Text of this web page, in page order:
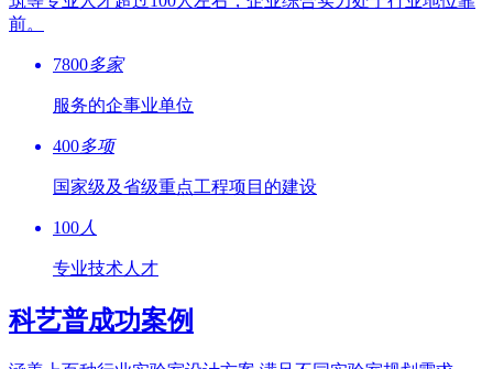
前。
7800多家
服务的企事业单位
400多项
国家级及省级重点工程项目的建设
100 人
专业技术人才
科艺普成功案例